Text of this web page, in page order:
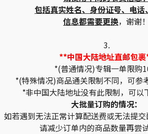
包括真实姓名、身份证号、电话
信息都需要更换，谢谢！
3.
**中国大陆地址直邮包
*(普通情况)专辑一单限购
*(特殊情况)商品通关限制不同，可参
*非中国大陆地址没有此限制，可以
大批量订购的情况：
如若遇到无法正常计算配送费或无法提交
请减少订单内的商品数量再尝